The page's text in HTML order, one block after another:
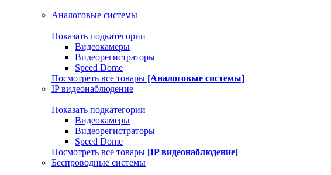
Аналоговые системы
Показать подкатегории
Видеокамеры
Видеорегистраторы
Speed Dome
Посмотреть все товары [Аналоговые системы]
IP видеонаблюдение
Показать подкатегории
Видеокамеры
Видеорегистраторы
Speed Dome
Посмотреть все товары [IP видеонаблюдение]
Беспроводные системы